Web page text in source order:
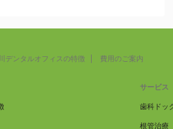
デンタルオフィスの特徴 費用のご案内
サービス
歯科ドッ
根管治療